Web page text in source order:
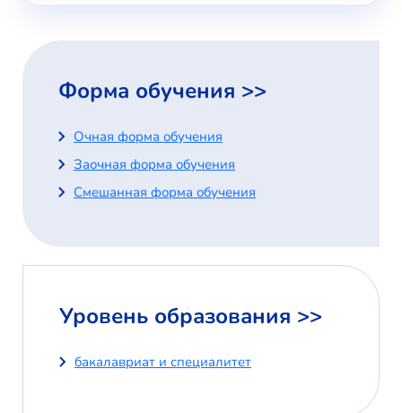
Форма обучения >>
Очная форма обучения
Заочная форма обучения
Смешанная форма обучения
Уровень образования >>
бакалавриат и специалитет